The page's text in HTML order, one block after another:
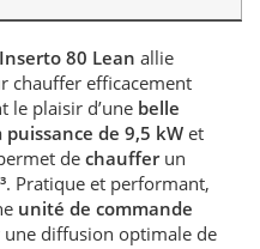
80 Lean allie
chauffer efficacement
plaisir d’une belle
puissance de 9,5 kW et
de chaufferun
. Pratique et performant,
unité de commande
une diffusion optimale de